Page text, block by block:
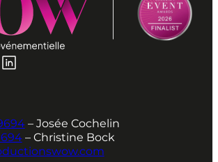
– Josée Cochelin
– Christine Bock